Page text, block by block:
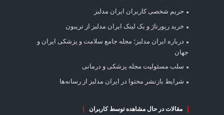
حریم شخصی کاربران ایران مدلبز
خرید رپورتاژ و بک لینک ایران مدلبز از تریبون
درباره ایران مدلبز؛ مجله جامع سلامت و پزشکی ایران و
جهان
سلب مسئولیت مجله پزشکی و درمانی
شرایط بازنشر محتوا در ایران مدلبز از رسانه‌ها
مقالات در حال مشاهده توسط کاربران